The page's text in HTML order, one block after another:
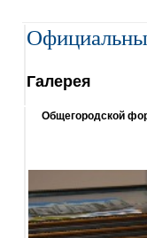
Галерея
Общегородской